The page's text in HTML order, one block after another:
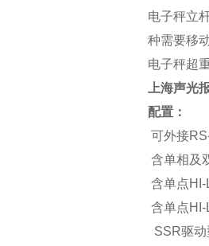
电子秤立
种需要移
电子秤超
上海声光
配置：
可外接
含单相及
含单点
含单点
SSR驱